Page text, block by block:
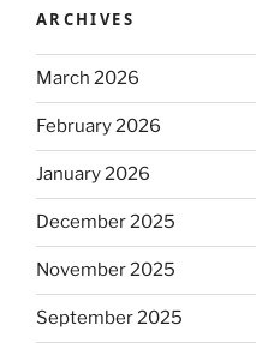
ARCHIVES
March 2026
February 2026
January 2026
December 2025
November 2025
September 2025